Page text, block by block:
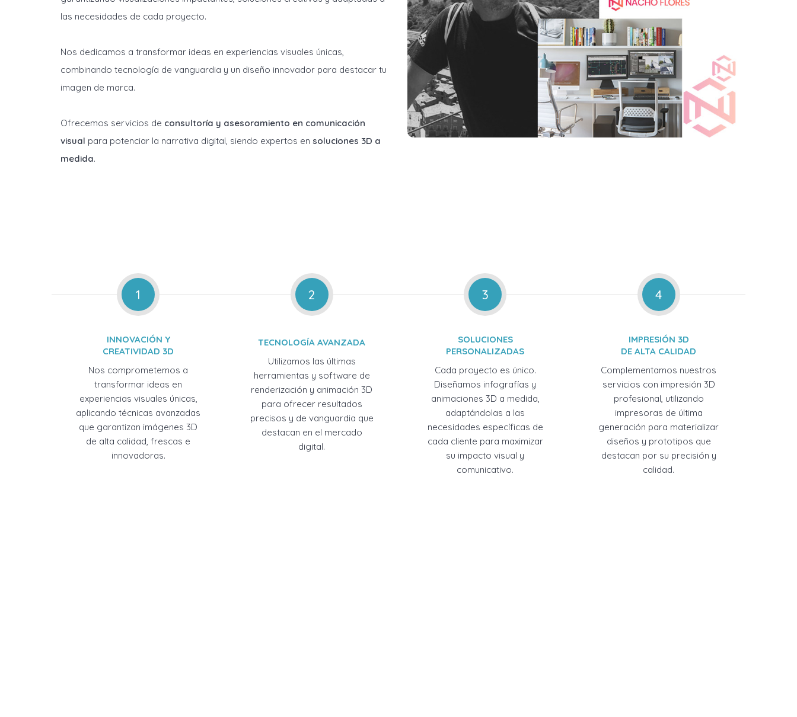
las necesidades de cada proyecto.
Nos dedicamos a transformar ideas en experiencias visuales únicas,
combinando tecnología de vanguardia y un diseño innovador para destacar tu
imagen de marca.
Ofrecemos servicios de consultoría y asesoramiento en comunicación
visual para potenciar la narrativa digital, siendo expertos en soluciones 3D a
medida.
1
INNOVACIÓN Y
CREATIVIDAD 3D
Nos comprometemos a
transformar ideas en
experiencias visuales únicas,
aplicando técnicas avanzadas
que garantizan imágenes 3D
de alta calidad, frescas e
innovadoras.
2
TECNOLOGÍA AVANZADA
Utilizamos las últimas
herramientas y software de
renderización y animación 3D
para ofrecer resultados
precisos y de vanguardia que
destacan en el mercado
digital.
3
SOLUCIONES
PERSONALIZADAS
Cada proyecto es único.
Diseñamos infografías y
animaciones 3D a medida,
adaptándolas a las
necesidades específicas de
cada cliente para maximizar
su impacto visual y
comunicativo.
4
IMPRESIÓN 3D
DE ALTA CALIDAD
Complementamos nuestros
servicios con impresión 3D
profesional, utilizando
impresoras de última
generación para materializar
diseños y prototipos que
destacan por su precisión y
calidad.